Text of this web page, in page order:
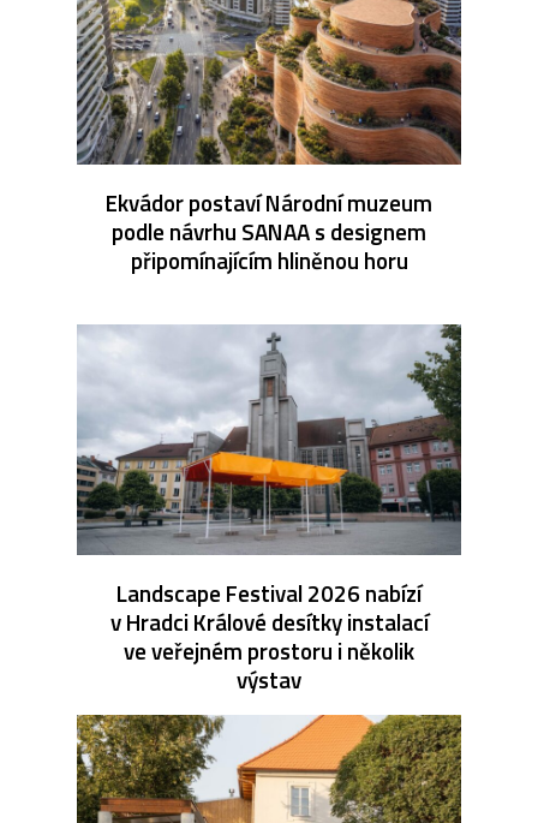
Ekvádor postaví Národní muzeum
podle návrhu SANAA s designem
připomínajícím hliněnou horu
Landscape Festival 2026 nabízí
v Hradci Králové desítky instalací
ve veřejném prostoru i několik
výstav